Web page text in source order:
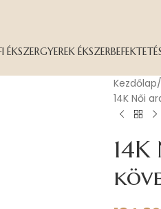
ÉKSZERGYEREK ÉKSZER
Kezdőlap
14K Női